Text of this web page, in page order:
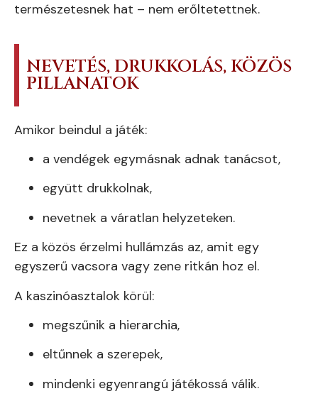
természetesnek hat – nem erőltetettnek.
NEVETÉS, DRUKKOLÁS, KÖZÖS
PILLANATOK
Amikor beindul a játék:
a vendégek egymásnak adnak tanácsot,
együtt drukkolnak,
nevetnek a váratlan helyzeteken.
Ez a közös érzelmi hullámzás az, amit egy
egyszerű vacsora vagy zene ritkán hoz el.
A kaszinóasztalok körül:
megszűnik a hierarchia,
eltűnnek a szerepek,
mindenki egyenrangú játékossá válik.